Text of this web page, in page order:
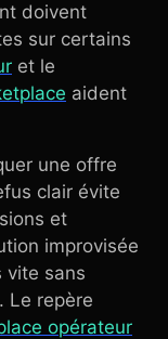
doivent
sur certains
et le
aident
une offre
clair évite
et
improvisée
vite sans
Le repère
opérateur